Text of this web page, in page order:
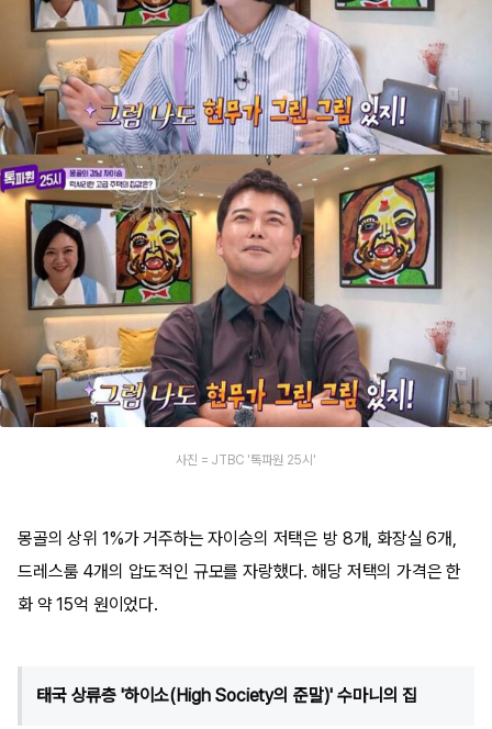
사진 = JTBC '톡파원 25시'
몽골의 상위 1%가 거주하는 자이승의 저택은 방 8개, 화장실 6개,
드레스룸 4개의 압도적인 규모를 자랑했다. 해당 저택의 가격은 한
화 약 15억 원이었다.
태국 상류층 '하이소(High Society의 준말)' 수마니의 집